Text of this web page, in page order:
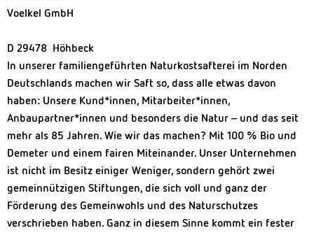
Voelkel GmbH
D 29478 Höhbeck
In unserer familiengeführten Naturkostsafterei im Norden
Deutschlands machen wir Saft so, dass alle etwas davon
haben: Unsere Kund*innen, Mitarbeiter*innen,
Anbaupartner*innen und besonders die Natur – und das seit
mehr als 85 Jahren. Wie wir das machen? Mit 100 % Bio und
Demeter und einem fairen Miteinander. Unser Unternehmen
ist nicht im Besitz einiger Weniger, sondern gehört zwei
gemeinnützigen Stiftungen, die sich voll und ganz der
Förderung des Gemeinwohls und des Naturschutzes
verschrieben haben. Ganz in diesem Sinne kommt ein fester